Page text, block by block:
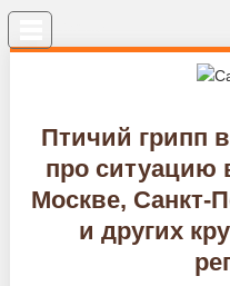
Птичий грипп
про ситуацию
Москве, Санкт-
и других